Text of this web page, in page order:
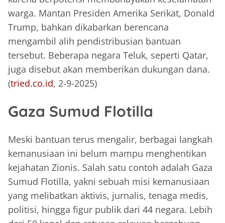
warga. Mantan Presiden Amerika Serikat, Donald
Trump, bahkan dikabarkan berencana
mengambil alih pendistribusian bantuan
tersebut. Beberapa negara Teluk, seperti Qatar,
juga disebut akan memberikan dukungan dana.
(tried.co.id, 2-9-2025)
Gaza Sumud Flotilla
Meski bantuan terus mengalir, berbagai langkah
kemanusiaan ini belum mampu menghentikan
kejahatan Zionis. Salah satu contoh adalah Gaza
Sumud Flotilla, yakni sebuah misi kemanusiaan
yang melibatkan aktivis, jurnalis, tenaga medis,
politisi, hingga figur publik dari 44 negara. Lebih